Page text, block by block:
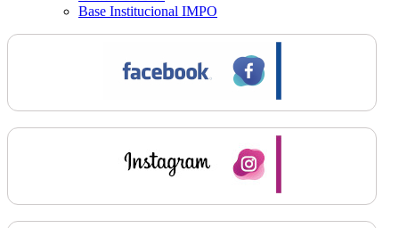
Base Institucional IMPO